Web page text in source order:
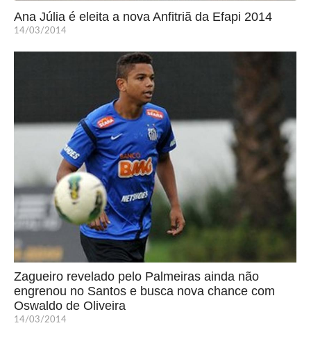
Ana Júlia é eleita a nova Anfitriã da Efapi 2014
14/03/2014
Zagueiro revelado pelo Palmeiras ainda não
engrenou no Santos e busca nova chance com
Oswaldo de Oliveira
14/03/2014